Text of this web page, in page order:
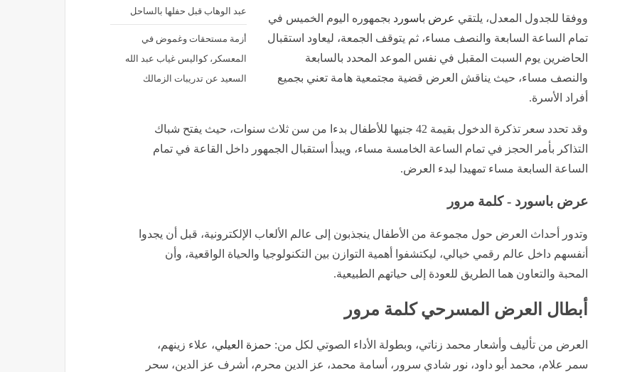
عبد الوهاب قبل حفلها بالساحل
أزمة مستحقات وغموض في
المعسكر، كواليس غياب عبد الله
السعيد عن تدريبات الزمالك
ووفقا للجدول المعدل، يلتقي عرض باسورد بجمهوره اليوم الخميس في
تمام الساعة السابعة والنصف مساء، ثم يتوقف الجمعة، ليعاود استقبال
الحاضرين يوم السبت المقبل في نفس الموعد المحدد بالسابعة
والنصف مساء، حيث يناقش العرض قضية مجتمعية هامة تعني بجميع
أفراد الأسرة.
وقد تحدد سعر تذكرة الدخول بقيمة 42 جنيها للأطفال بدءا من سن ثلاث سنوات، حيث يفتح شباك
التذاكر بأمر الحجز في تمام الساعة الخامسة مساء، ويبدأ استقبال الجمهور داخل القاعة في تمام
الساعة السابعة مساء تمهيدا لبدء العرض.
عرض باسورد - كلمة مرور
وتدور أحداث العرض حول مجموعة من الأطفال ينجذبون إلى عالم الألعاب الإلكترونية، قبل أن يجدوا
أنفسهم داخل عالم رقمي خيالي، ليكتشفوا أهمية التوازن بين التكنولوجيا والحياة الواقعية، وأن
المحبة والتعاون هما الطريق للعودة إلى حياتهم الطبيعية.
أبطال العرض المسرحي كلمة مرور
العرض من تأليف وأشعار محمد زناتي، وبطولة الأداء الصوتي لكل من: حمزة العيلي، علاء زينهم،
سمر علام، محمد أبو داود، نور شادي سرور، أسامة محمد، عز الدين محرم، أشرف عز الدين، سحر